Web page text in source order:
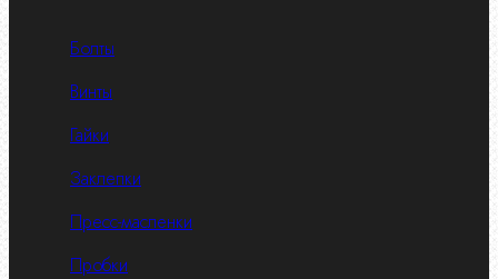
Болты
Винты
Гайки
Заклепки
Пресс-масленки
Пробки